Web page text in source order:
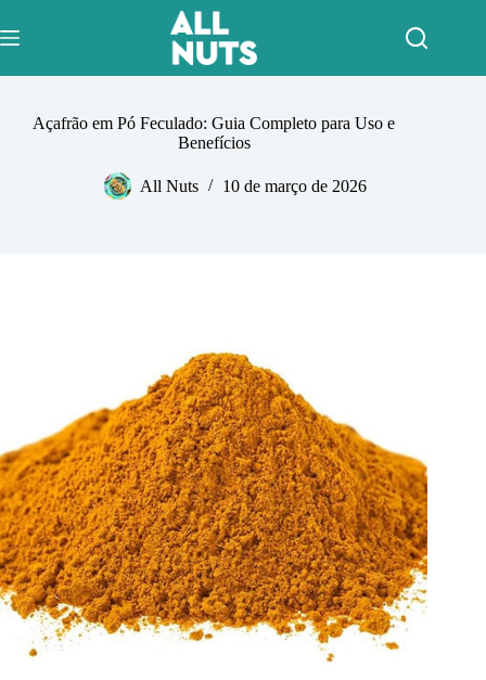
para
o
Açafrão em Pó Feculado: Guia Completo para Uso e
Benefícios
All Nuts 10 de março de 2026